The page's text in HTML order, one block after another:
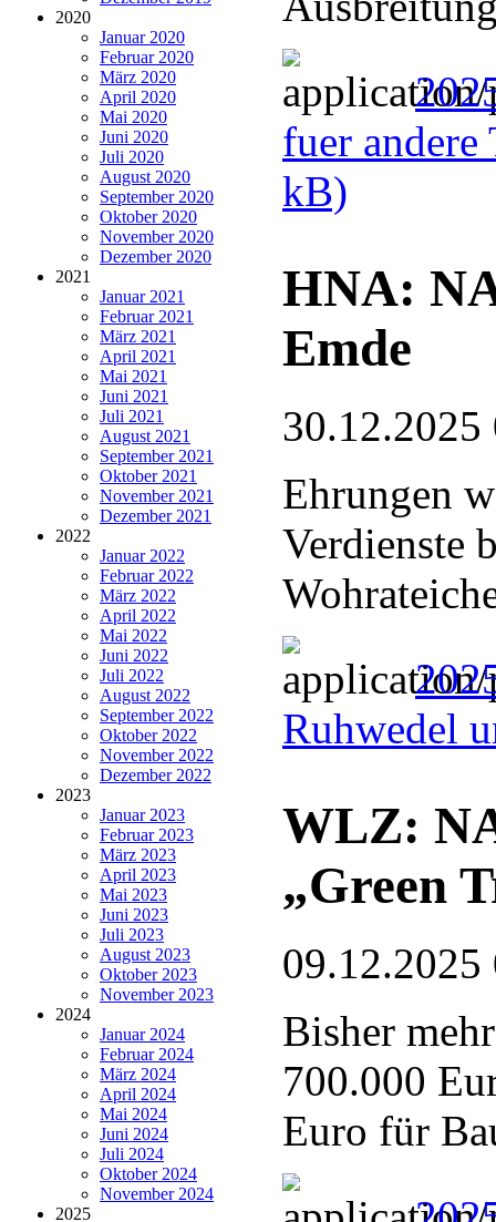
2020
Januar 2020
Februar 2020
März 2020
April 2020
Mai 2020
Juni 2020
Juli 2020
August 2020
September 2020
Oktober 2020
November 2020
Dezember 2020
2021
Januar 2021
Februar 2021
März 2021
April 2021
Mai 2021
Juni 2021
Juli 2021
August 2021
September 2021
Oktober 2021
November 2021
Dezember 2021
2022
Januar 2022
Februar 2022
März 2022
April 2022
Mai 2022
Juni 2022
Juli 2022
August 2022
September 2022
Oktober 2022
November 2022
Dezember 2022
2023
Januar 2023
Februar 2023
März 2023
April 2023
Mai 2023
Juni 2023
Juli 2023
August 2023
Oktober 2023
November 2023
2024
Januar 2024
Februar 2024
März 2024
April 2024
Mai 2024
Juni 2024
Juli 2024
Oktober 2024
November 2024
2025
fuer
kB)
HNA:
Emde
30.12.2025
Ehrungen
Verdienste
Ruhwedel
WLZ:
„Green
09.12.2025
Bisher
700.000
Euro für